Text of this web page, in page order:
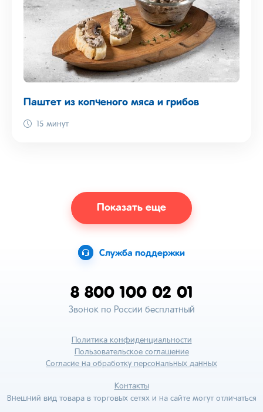
Паштет из копченого мяса и грибов
15 минут
Показать еще
Служба поддержки
8 800 100 02 01
Звонок по России бесплатный
Политика конфиденциальности
Пользовательское соглашение
Согласие на обработку персональных данных
Контакты
Внешний вид товара в торговых сетях и на сайте могут отличаться